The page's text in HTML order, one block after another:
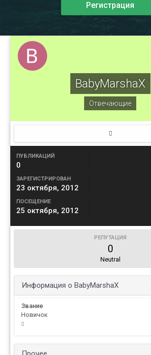
Регистрация
BabyMarshaX
Отвечающие
ПУБЛИКАЦИЙ
0
ЗАРЕГИСТРИРОВАН
23 октября, 2012
ПОСЕЩЕНИЕ
25 октября, 2012
РЕПУТАЦИЯ
0
Neutral
Информация о BabyMarshaX
Звание
Новичок